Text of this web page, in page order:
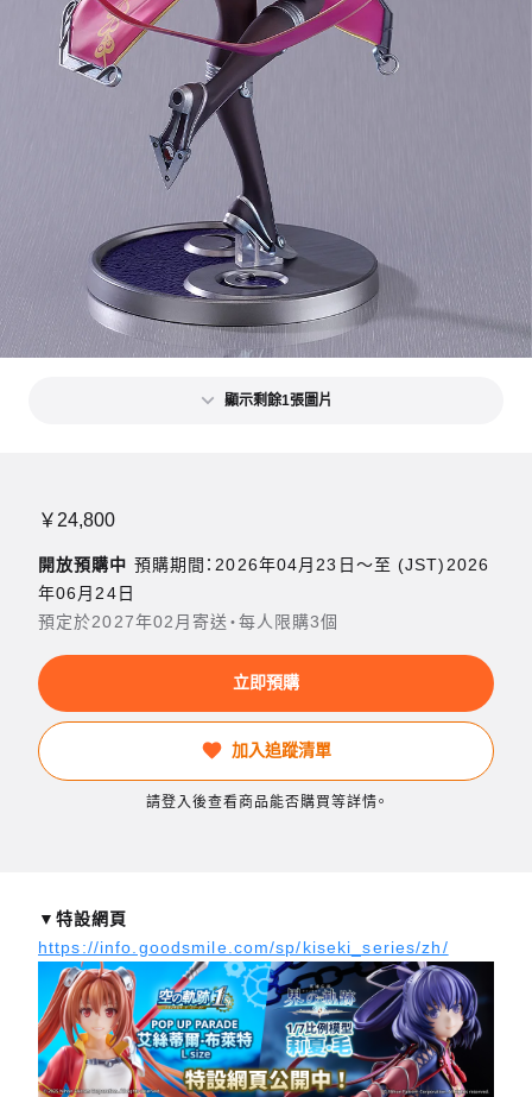
顯示剩餘1張圖片
￥24,800
開放預購中 預購期間：2026年04月23日〜至 (JST)2026
年06月24日
預定於2027年02月寄送・每人限購3個
立即預購
加入追蹤清單
請登入後查看商品能否購買等詳情。
▼特設網頁
https://info.goodsmile.com/sp/kiseki_series/zh/